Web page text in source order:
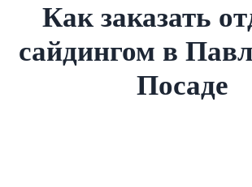
Как заказать
сайдингом в
Посаде